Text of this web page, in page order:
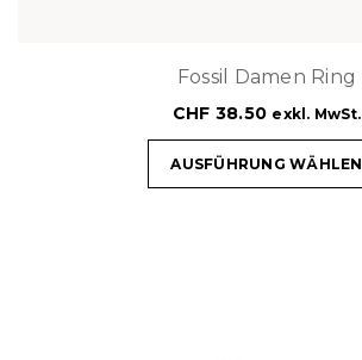
Fossil Damen Ring
CHF 38.50 exkl. MwSt.
AUSFÜHRUNG WÄHLEN